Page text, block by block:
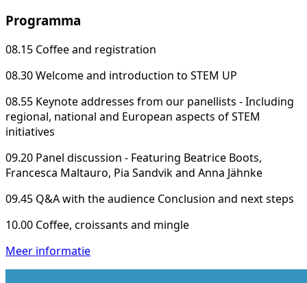
Programma
08.15 Coffee and registration
08.30 Welcome and introduction to STEM UP
08.55 Keynote addresses from our panellists - Including
regional, national and European aspects of STEM
initiatives
09.20 Panel discussion - Featuring Beatrice Boots,
Francesca Maltauro, Pia Sandvik and Anna Jähnke
09.45 Q&A with the audience Conclusion and next steps
10.00 Coffee, croissants and mingle
Meer informatie